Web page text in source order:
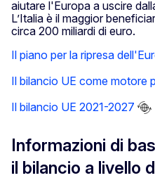
aiutare l'Europa a uscire
L’Italia è il maggior
circa 200 miliardi di euro.
Il piano per la ripresa
Il bilancio UE come motore
Il bilancio UE 2021-2027
Informazioni di
il bilancio a livello